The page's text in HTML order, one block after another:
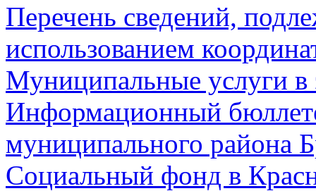
Перечень сведений,
использованием
Муниципальные услуги в
Информационный
муниципального района
Социальный фонд в